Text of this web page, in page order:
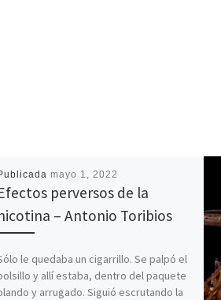
mayo 1, 2022
perversos de la
– Antonio Toribios
le quedaba un cigarrillo. Se palpó el
y allí estaba, dentro del paquete
y arrugado. Siguió escrutando la